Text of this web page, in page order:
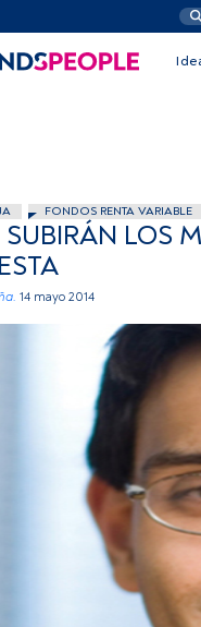
FONDOS RENTA VARIABLE
LOS
14 mayo 2014